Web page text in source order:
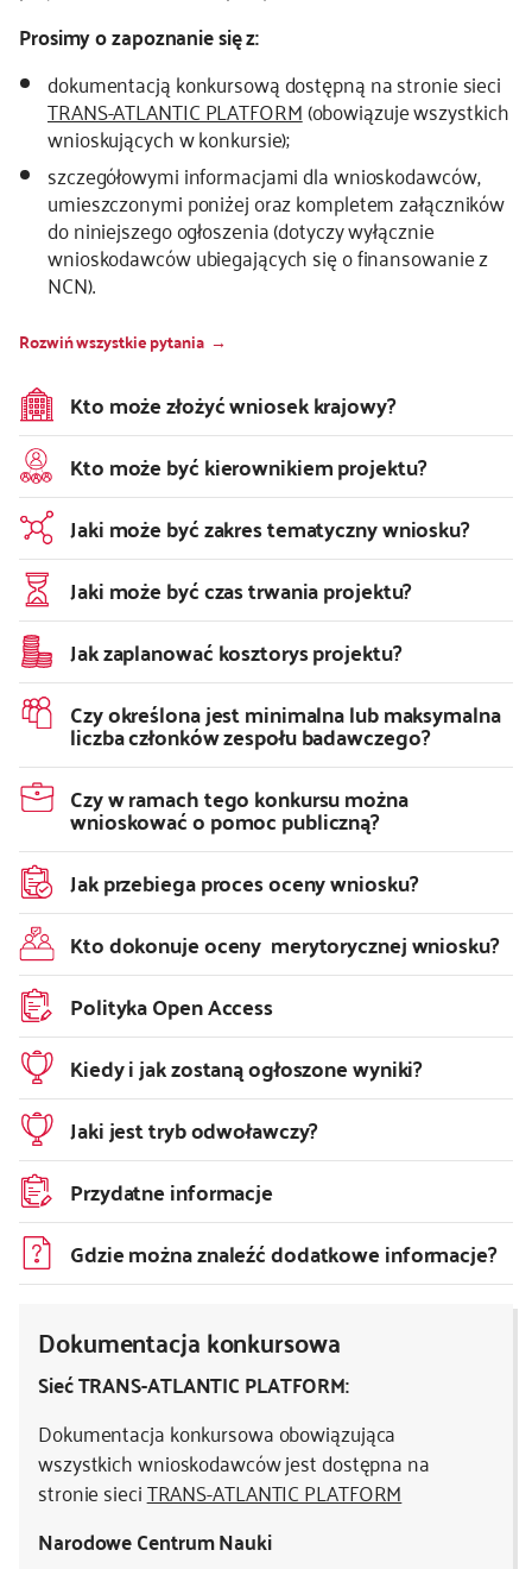
Prosimy o zapoznanie się z:
dokumentacją konkursową dostępną na stronie sieci
TRANS-ATLANTIC PLATFORM(obowiązuje wszystkich
wnioskujących w konkursie);
szczegółowymi informacjami dla wnioskodawców,
umieszczonymi poniżej oraz kompletem załączników
do niniejszego ogłoszenia (dotyczy wyłącznie
wnioskodawców ubiegających się o finansowanie z
NCN).
Rozwiń wszystkie pytania
Kto może złożyć wniosek krajowy?
Kto może być kierownikiem projektu?
Jaki może być zakres tematyczny wniosku?
Jaki może być czas trwania projektu?
Jak zaplanować kosztorys projektu?
Czy określona jest minimalna lub maksymalna
liczba członków zespołu badawczego?
Czy w ramach tego konkursu można
wnioskować o pomoc publiczną?
Jak przebiega proces oceny wniosku?
Kto dokonuje oceny merytorycznej wniosku?
Polityka Open Access
Kiedy i jak zostaną ogłoszone wyniki?
Jaki jest tryb odwoławczy?
Przydatne informacje
Gdzie można znaleźć dodatkowe informacje?
Dokumentacja konkursowa
Sieć TRANS-ATLANTIC PLATFORM:
Dokumentacja konkursowa obowiązująca
wszystkich wnioskodawców jest dostępna na
stronie sieciTRANS-ATLANTIC PLATFORM
Narodowe Centrum Nauki